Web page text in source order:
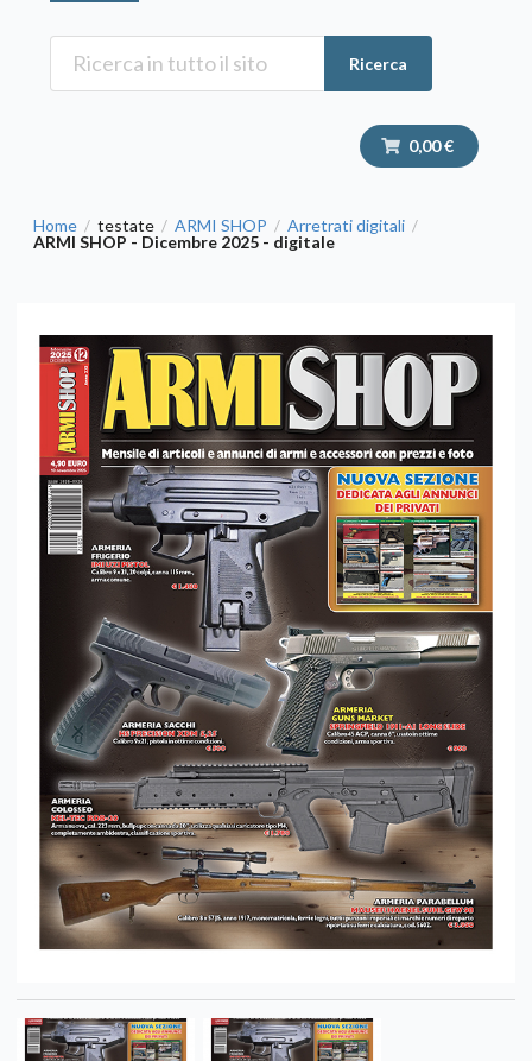
Ricerca
0,00 €
Home / testate / ARMI SHOP / Arretrati digitali /
ARMI SHOP - Dicembre 2025 - digitale